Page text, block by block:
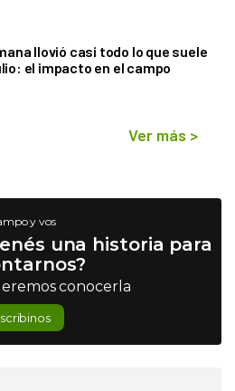
llovió casi todo lo que suele
el impacto en el campo
Ver más >
y vos
una historia para
conocerla